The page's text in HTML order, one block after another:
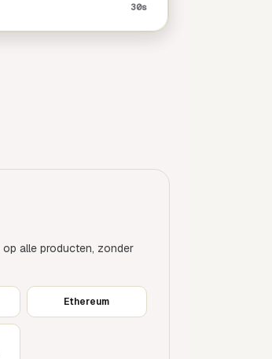
30s
alle producten, zonder
Ethereum